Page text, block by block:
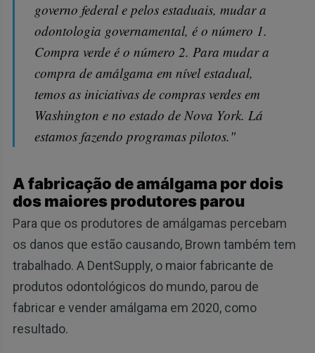
governo federal e pelos estaduais, mudar a
odontologia governamental, é o número 1.
Compra verde é o número 2. Para mudar a
compra de amálgama em nível estadual,
temos as iniciativas de compras verdes em
Washington e no estado de Nova York. Lá
estamos fazendo programas pilotos."
A fabricação de amálgama por dois
dos maiores produtores parou
Para que os produtores de amálgamas percebam
os danos que estão causando, Brown também tem
trabalhado. A DentSupply, o maior fabricante de
produtos odontológicos do mundo, parou de
fabricar e vender amálgama em 2020, como
resultado.